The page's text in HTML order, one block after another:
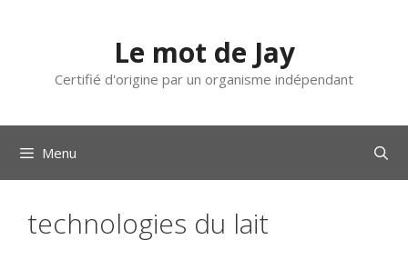
Le mot de Jay
Certifié d'origine par un organisme indépendant
Menu
technologies du lait